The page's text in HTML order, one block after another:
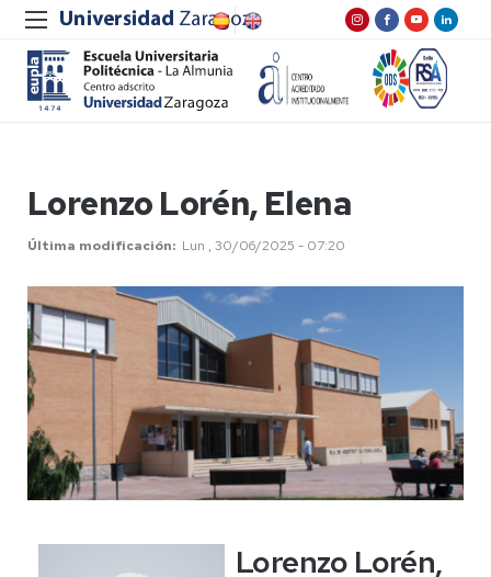
Lorenzo Lorén, Elena
Última modificación Lun , 30/06/2025 - 07:20
Lorenzo Lorén,